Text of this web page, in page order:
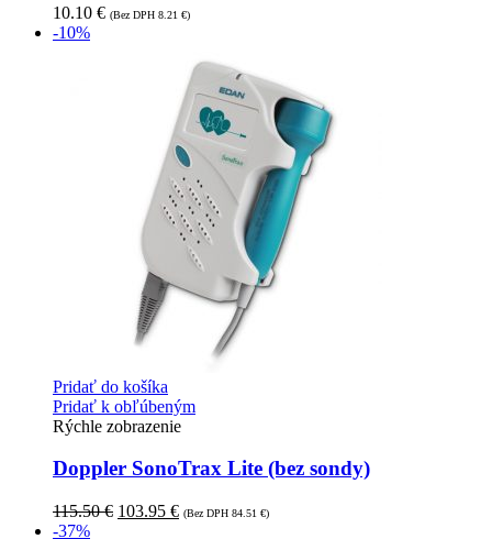
10.10 € (Bez DPH 8.21 €)
-10%
Pridať do košíka
Pridať k obľúbeným
Rýchle zobrazenie
Doppler SonoTrax Lite (bez sondy)
115.50€ 103.95 € (Bez DPH 84.51 €)
-37%